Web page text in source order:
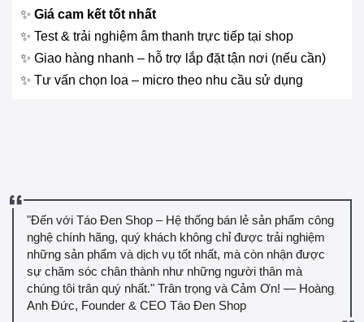
✨ Giá cam kết tốt nhất
✨ Test & trải nghiệm âm thanh trực tiếp tại shop
✨ Giao hàng nhanh – hỗ trợ lắp đặt tận nơi (nếu cần)
✨ Tư vấn chọn loa – micro theo nhu cầu sử dụng
"Đến với Táo Đen Shop – Hệ thống bán lẻ sản phẩm công
nghệ chính hãng, quý khách không chỉ được trải nghiệm
những sản phẩm và dịch vụ tốt nhất, mà còn nhận được
sự chăm sóc chân thành như những người thân mà
chúng tôi trân quý nhất." Trân trọng và Cảm Ơn! — Hoàng
Anh Đức, Founder & CEO Táo Đen Shop